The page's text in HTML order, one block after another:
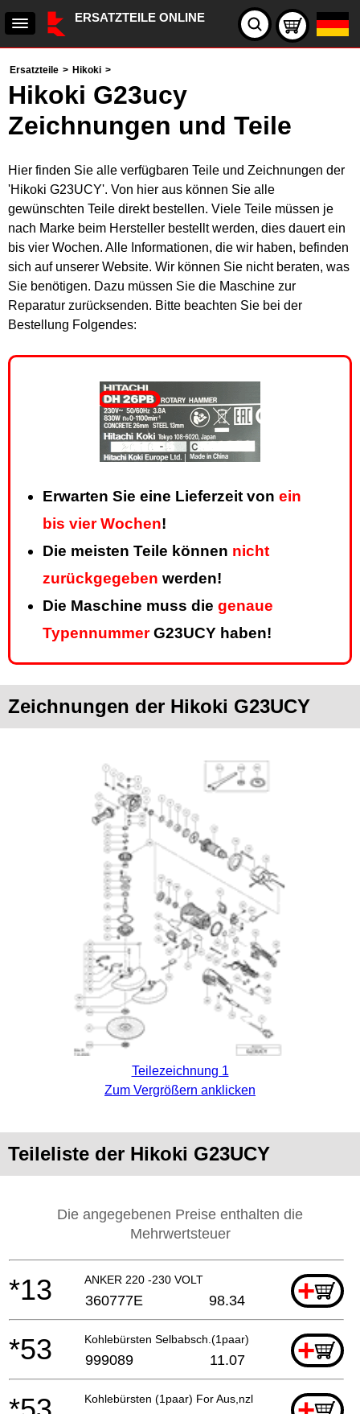
ERSATZTEILE ONLINE
Ersatzteile > Hikoki >
Hikoki G23ucy
Zeichnungen und Teile
Hier finden Sie alle verfügbaren Teile und Zeichnungen der
'Hikoki G23UCY'. Von hier aus können Sie alle
gewünschten Teile direkt bestellen. Viele Teile müssen je
nach Marke beim Hersteller bestellt werden, dies dauert ein
bis vier Wochen. Alle Informationen, die wir haben, befinden
sich auf unserer Website. Wir können Sie nicht beraten, was
Sie benötigen. Dazu müssen Sie die Maschine zur
Reparatur zurücksenden. Bitte beachten Sie bei der
Bestellung Folgendes:
Erwarten Sie eine Lieferzeit von ein
bis vier Wochen!
Die meisten Teile können nicht
zurückgegeben werden!
Die Maschine muss die genaue
TypennummerG23UCY haben!
Zeichnungen der Hikoki G23UCY
Teilezeichnung 1
Zum Vergrößern anklicken
Teileliste der Hikoki G23UCY
Die angegebenen Preise enthalten die
Mehrwertsteuer
ANKER 220 -230 VOLT +
*13 360777E 98.34
Kohlebürsten Selbabsch.(1paar) +
*53 999089 11.07
Kohlebürsten (1paar) For Aus,nzl,gbr,nor,swe,den,